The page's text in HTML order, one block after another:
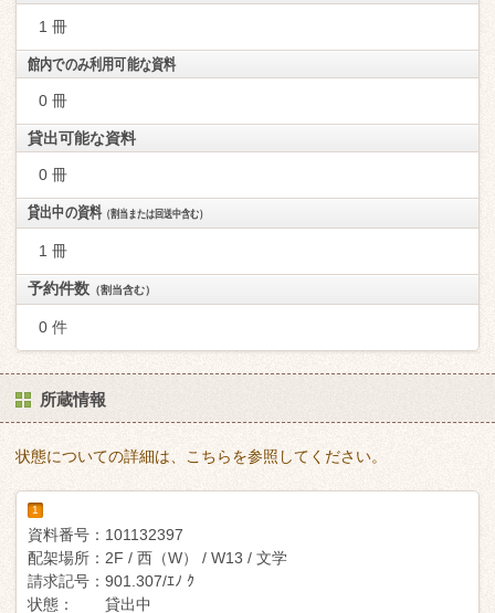
1 冊
館内でのみ利用可能な資料
0 冊
貸出可能な資料
0 冊
貸出中の資料（割当または回送中含む）
1 冊
予約件数 （割当含む）
0 件
所蔵情報
状態についての詳細は、こちらを参照してください。
1
資料番号： 101132397
配架場所： 2F / 西（W） / W13 / 文学
請求記号： 901.307/ｴﾉ ｸ
状態：
貸出中